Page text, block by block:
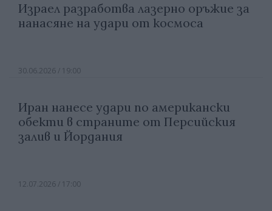
Израел разработва лазерно оръжие за
нанасяне на удари от космоса
30.06.2026 / 19:00
Иран нанесе удари по американски
обекти в страните от Персийския
залив и Йордания
12.07.2026 / 17:00